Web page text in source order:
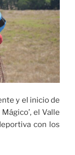
y el inicio de
el Valle
con los